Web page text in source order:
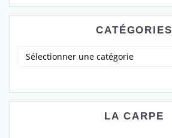
:
CATÉGORIES
LA CARPE